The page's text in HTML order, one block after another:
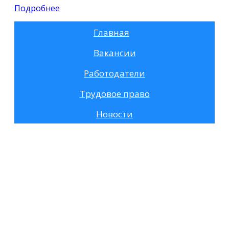
Подробнее
Главная
Вакансии
Работодатели
Трудовое право
Новости